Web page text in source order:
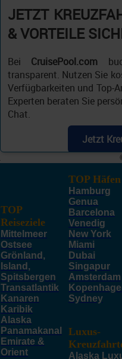
JETZT
& VORTEILE
Bei CruisePool.com
transparent. Nutzen Sie
Verfügbarkeiten und Top-
Experten beraten Sie
Chat.
Jetzt
TOP
Reiseziele
Mittelmeer
Ostsee
Grönland,
Island,
Spitsbergen
Transatlantik
Kanaren
Karibik
Alaska
Panamakanal
Emirate &
Orient
TOP Häfen
Hamburg
Genua
Barcelona
Venedig
New York
Miami
Dubai
Singapur
Amsterdam
Sydney
Luxus-
Alaska